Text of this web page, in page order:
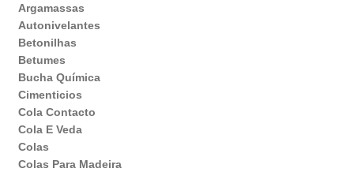
Argamassas
Autonivelantes
Betonilhas
Betumes
Bucha Química
Cimenticios
Cola Contacto
Cola E Veda
Colas
Colas Para Madeira